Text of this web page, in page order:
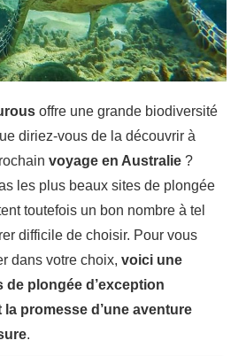
offre une grande biodiversité
diriez-vous de la découvrir à
voyage en Australie ?
les plus beaux sites de plongée
toutefois un bon nombre à tel
difficile de choisir. Pour vous
dans votre choix,voici une
plongée d’exception
promesse d’une aventure
.